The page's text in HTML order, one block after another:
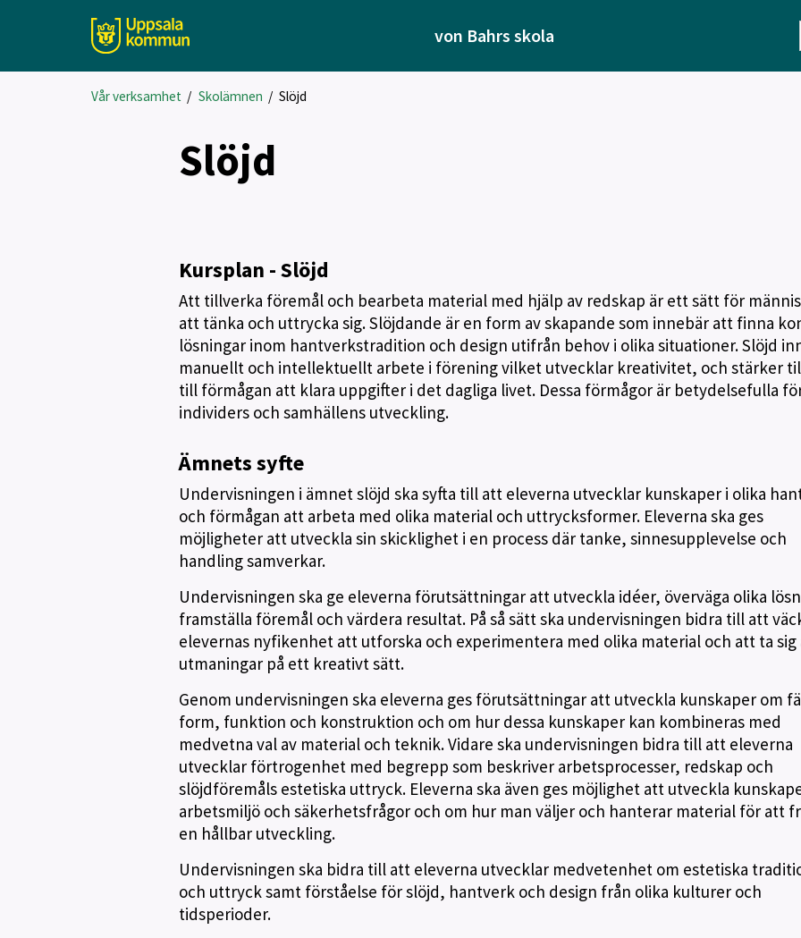
von Bahrs skola
Vår verksamhet / Skolämnen / Slöjd
Slöjd
Kursplan - Slöjd
Att tillverka föremål och bearbeta material med hjälp av redskap är ett sätt för
att tänka och uttrycka sig. Slöjdande är en form av skapande som innebär att finna
lösningar inom hantverkstradition och design utifrån behov i olika situationer. Slöjd
manuellt och intellektuellt arbete i förening vilket utvecklar kreativitet, och stärker
till förmågan att klara uppgifter i det dagliga livet. Dessa förmågor är betydelsefulla
individers och samhällens utveckling.
Ämnets syfte
Undervisningen i ämnet slöjd ska syfta till att eleverna utvecklar kunskaper i olika
och förmågan att arbeta med olika material och uttrycksformer. Eleverna ska ges
möjligheter att utveckla sin skicklighet i en process där tanke, sinnesupplevelse och
handling samverkar.
Undervisningen ska ge eleverna förutsättningar att utveckla idéer, överväga olika
framställa föremål och värdera resultat. På så sätt ska undervisningen bidra till att
elevernas nyfikenhet att utforska och experimentera med olika material och att ta sig
utmaningar på ett kreativt sätt.
Genom undervisningen ska eleverna ges förutsättningar att utveckla kunskaper om
form, funktion och konstruktion och om hur dessa kunskaper kan kombineras med
medvetna val av material och teknik. Vidare ska undervisningen bidra till att eleverna
utvecklar förtrogenhet med begrepp som beskriver arbetsprocesser, redskap och
slöjdföremåls estetiska uttryck. Eleverna ska även ges möjlighet att utveckla
arbetsmiljö och säkerhetsfrågor och om hur man väljer och hanterar material för att
en hållbar utveckling.
Undervisningen ska bidra till att eleverna utvecklar medvetenhet om estetiska
och uttryck samt förståelse för slöjd, hantverk och design från olika kulturer och
tidsperioder.